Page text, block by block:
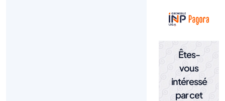
Êtes-
vous
intéressé
par cet